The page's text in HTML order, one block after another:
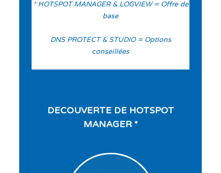
* HOTSPOT MANAGER & LOGVIEW = Offre de
base
DNS PROTECT & STUDIO = Options
conseillées
DECOUVERTE DE HOTSPOT
MANAGER *